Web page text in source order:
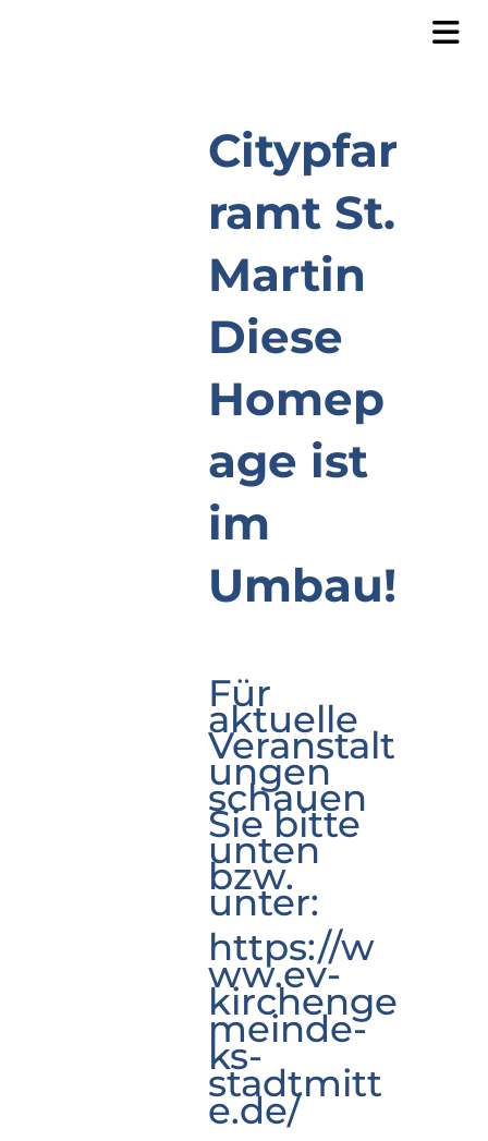
Citypfar
ramt St.
Martin
Diese
Homep
age ist
im
Umbau!
Für
aktuelle
Veranstalt
ungen
schauen
Sie bitte
unten
bzw.
unter:
https://w
ww.ev-
kirchenge
meinde-
ks-
stadtmitt
e.de/